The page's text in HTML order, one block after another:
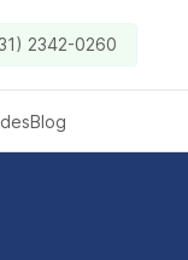
2342-0260
Blog